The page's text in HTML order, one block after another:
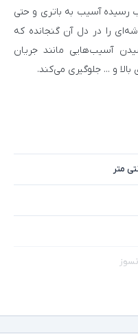
رسیده آسیب به باتری و حتی
را در دل آن گنجانده که
رسیدن آسیب‌هایی مانند جریان
بالا و ... جلوگیری می‌کند.